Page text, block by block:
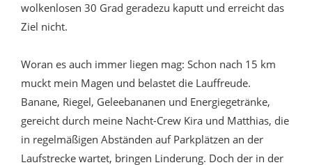
wolkenlosen 30 Grad geradezu kaputt und erreicht das
Ziel nicht.
Woran es auch immer liegen mag: Schon nach 15 km
muckt mein Magen und belastet die Lauffreude.
Banane, Riegel, Geleebananen und Energiegetränke,
gereicht durch meine Nacht-Crew Kira und Matthias, die
in regelmäßigen Abständen auf Parkplätzen an der
Laufstrecke wartet, bringen Linderung. Doch der in der